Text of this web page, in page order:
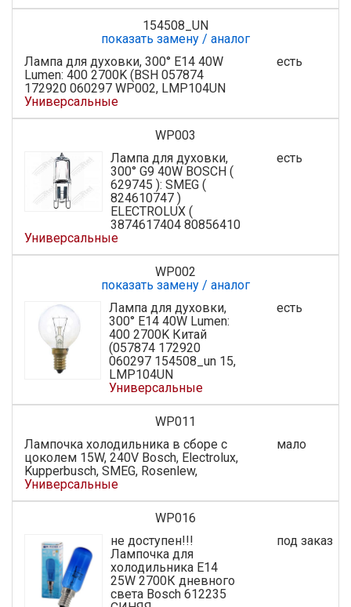
154508_UN
показать замену / аналог
Лампа для духовки, 300° E14 40W
Lumen: 400 2700K (BSH 057874
172920 060297 WP002, LMP104UN
Универсальные
есть
WP003
Лампа для духовки,
300° G9 40W BOSCH (
629745 ): SMEG (
824610747 )
ELECTROLUX (
3874617404 80856410
Универсальные
есть
WP002
показать замену / аналог
Лампа для духовки,
300° E14 40W Lumen:
400 2700K Китай
(057874 172920
060297 154508_un 15,
LMP104UN
Универсальные
есть
WP011
Лампочка холодильника в сборе c
цоколем 15W, 240V Bosch, Electrolux,
Kupperbusch, SMEG, Rosenlew,
Универсальные
мало
WP016
не доступен!!!
Лампочка для
холодильника E14
25W 2700К дневного
света Bosch 612235
под заказ